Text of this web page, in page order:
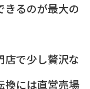
きるのが最大の
店で少し贅沢な
換には直営売場